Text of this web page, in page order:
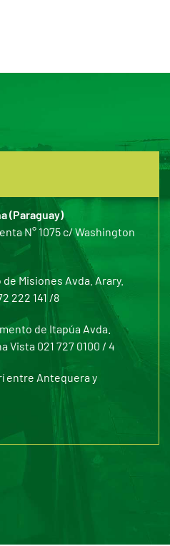
(Paraguay)
N° 1075 c/ Washington
Misiones Avda. Arary.
222 141 /8
de Itapúa Avda.
Vista 021 727 0100 / 4
entre Antequera y